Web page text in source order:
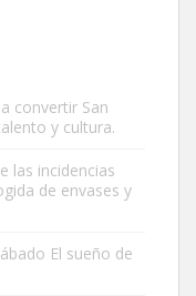
convertir San
y cultura.
las incidencias
de envases y
El sueño de